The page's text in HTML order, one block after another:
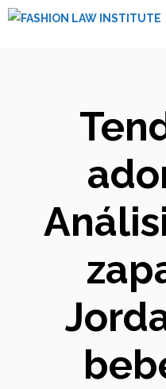
Saltar